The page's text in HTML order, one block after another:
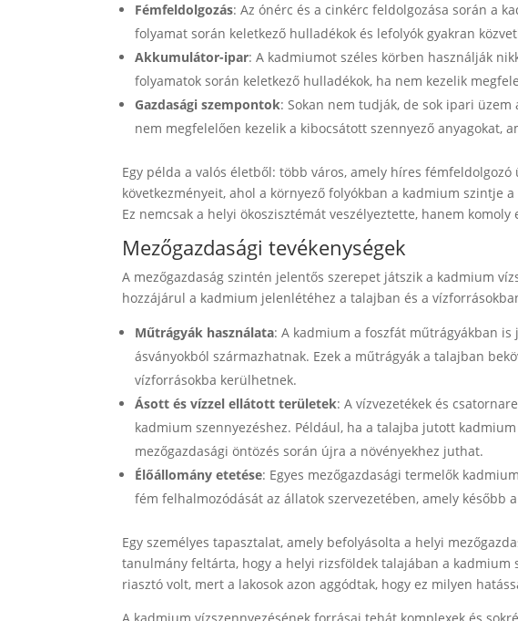
Fémfeldolgozás: Az ónérc és a cinkérc feldolgozása során a
folyamat során keletkező hulladékok és lefolyók gyakran
Akkumulátor-ipar: A kadmiumot széles körben használják
folyamatok során keletkező hulladékok, ha nem kezelik
Gazdasági szempontok: Sokan nem tudják, de sok ipari
nem megfelelően kezelik a kibocsátott szennyező anyagokat,
Egy példa a valós életből: több város, amely híres
következményeit, ahol a környező folyókban a kadmium szintje
Ez nemcsak a helyi ökoszisztémát veszélyeztette, hanem
Mezőgazdasági tevékenységek
A mezőgazdaság szintén jelentős szerepet játszik a kadmium
hozzájárul a kadmium jelenlétéhez a talajban és a
Műtrágyák használata: A kadmium a foszfát műtrágyákban
ásványokból származhatnak. Ezek a műtrágyák a talajban
vízforrásokba kerülhetnek.
Ásott és vízzel ellátott területek: A vízvezetékek és
kadmium szennyezéshez. Például, ha a talajba jutott
mezőgazdasági öntözés során újra a növényekhez juthat.
Élőállomány etetése: Egyes mezőgazdasági termelők
fém felhalmozódását az állatok szervezetében, amely később
Egy személyes tapasztalat, amely befolyásolta a helyi
tanulmány feltárta, hogy a helyi rizsföldek talajában a kadmium
riasztó volt, mert a lakosok azon aggódtak, hogy ez milyen